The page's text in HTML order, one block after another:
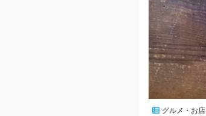
グルメ・お店